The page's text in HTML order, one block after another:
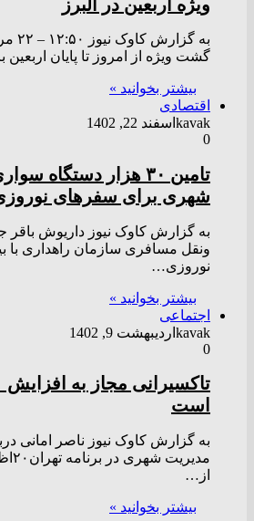
ویژه اربعین در البرز
گشت ویژه از امروز تا پایان
بیشتر بخوانید »
اقتصادی
kavak اسفند 22, 1402
0
تامین ۳۰ هزار دستگاه
شهری برای سفرهای
به گزارش کاوک نیوز داریوش باقر
ونقل مسافری سازمان راهداری با
نوروزی…
بیشتر بخوانید »
اجتماعی
kavak اردیبهشت 9, 1402
0
است
به گزارش کاوک نیوز ناصر امانی
از…
بیشتر بخوانید »